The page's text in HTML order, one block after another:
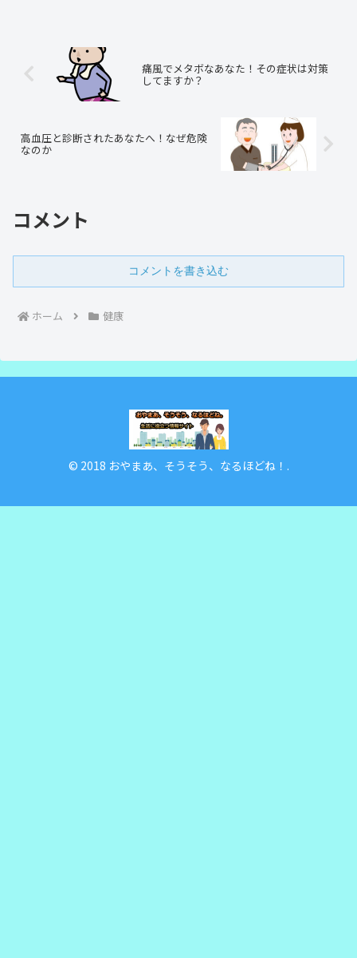
痛風でメタボなあなた！その症状は対策
してますか？
高血圧と診断されたあなたへ！なぜ危険
なのか
コメント
コメントを書き込む
ホーム 健康
© 2018 おやまあ、そうそう、なるほどね！.